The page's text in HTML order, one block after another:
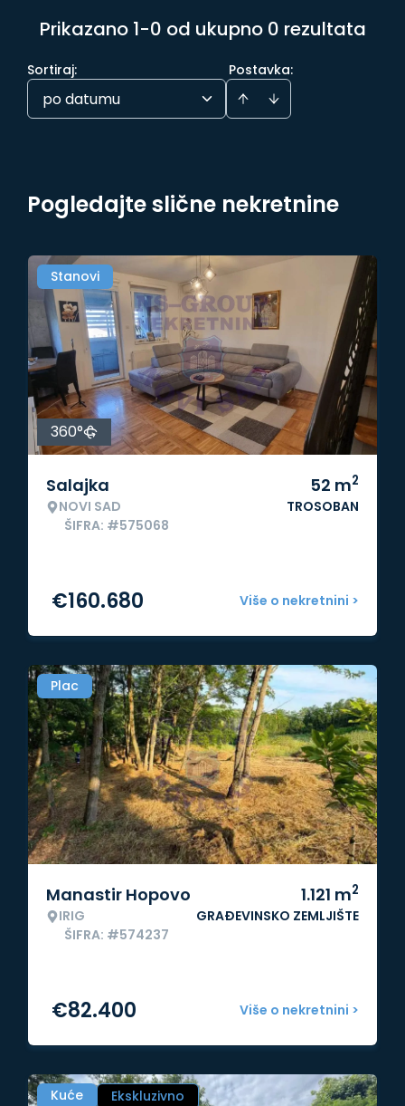
Prikazano 1-0 od ukupno 0 rezultata
Postavka:
Sortiraj:
po datumu
Pogledajte slične nekretnine
Stanovi
360°
Salajka
NOVI SAD
ŠIFRA: #575068
52 m2
TROSOBAN
Više o nekretnini >
€160.680
Plac
Manastir Hopovo
IRIG
ŠIFRA: #574237
1.121 m2
GRAĐEVINSKO ZEMLJIŠTE
Više o nekretnini >
€82.400
Kuće Ekskluzivno